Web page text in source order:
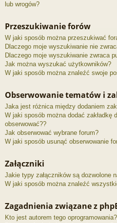
lub wrogów?
Przeszukiwanie forów
W jaki sposób można przeszukiwać
Dlaczego moje wyszukiwanie nie
Dlaczego moje wyszukiwanie zwraca
Jak można wyszukać użytkowników?
W jaki sposób można znaleźć swoje
Obserwowanie tematów i
Jaka jest różnica między dodaniem
W jaki sposób można dodać zakładkę
obserwować??
Jak obserwować wybrane forum?
W jaki sposób usunąć obserwowanie
Załączniki
Jakie typy załączników są dozwolone
W jaki sposób można znaleźć
Zagadnienia związane z
Kto jest autorem tego oprogramowania?